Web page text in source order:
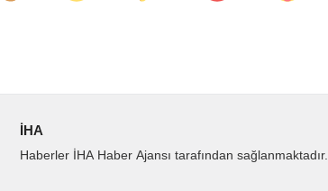
İHA
Haberler İHA Haber Ajansı tarafından sağlanmaktadır.